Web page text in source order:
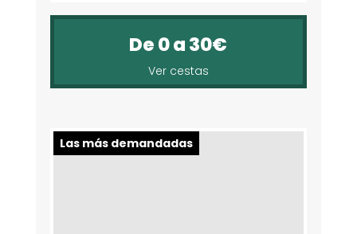
De 0 a 30€
Ver cestas
Las más demandadas